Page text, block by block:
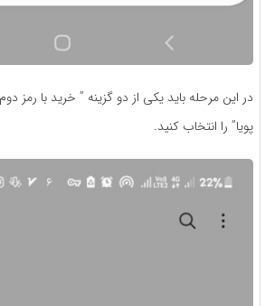
در این مرحله باید یکی از دو گزینه ” خرید با رمز
پویا” را انتخاب کنید.